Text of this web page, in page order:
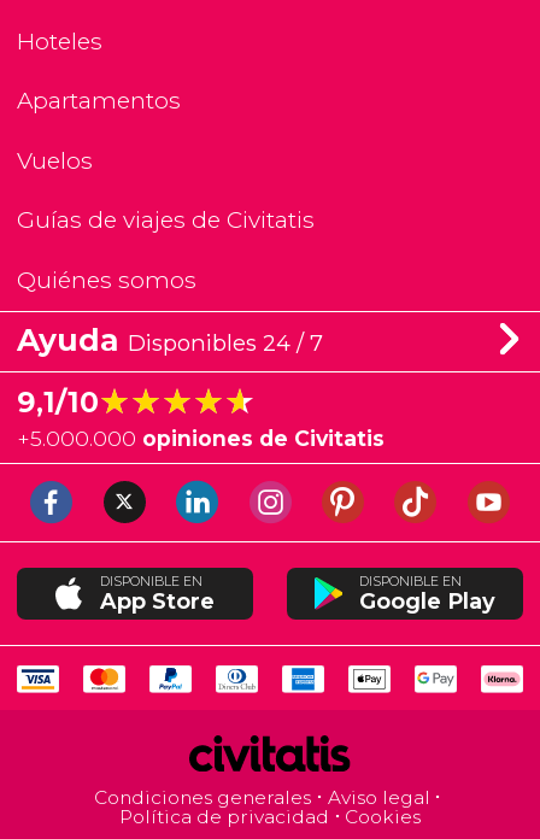
Hoteles
Apartamentos
Vuelos
Guías de viajes de Civitatis
Quiénes somos
Ayuda Disponibles 24 / 7
9,1/10★★★★★
★★★★★
+5.000.000 opiniones de Civitatis
DISPONIBLE EN
App Store
DISPONIBLE EN
Google Play
Condiciones generales
Aviso legal
Política de privacidad
Cookies